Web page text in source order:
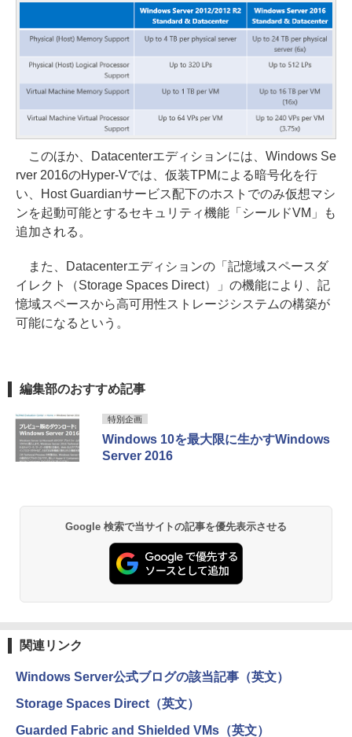
このほか、Datacenterエディションには、Windows Se
rver 2016のHyper-Vでは、仮装TPMによる暗号化を行
い、Host Guardianサービス配下のホストでのみ仮想マシ
ンを起動可能とするセキュリティ機能「シールドVM」も
追加される。
また、Datacenterエディションの「記憶域スペースダ
イレクト（Storage Spaces Direct）」の機能により、記
憶域スペースから高可用性ストレージシステムの構築が
可能になるという。
編集部のおすすめ記事
特別企画
Windows 10を最大限に生かすWindows
Server 2016
Google 検索で当サイトの記事を優先表示させる
関連リンク
Windows Server公式ブログの該当記事（英文）
Storage Spaces Direct（英文）
Guarded Fabric and Shielded VMs（英文）